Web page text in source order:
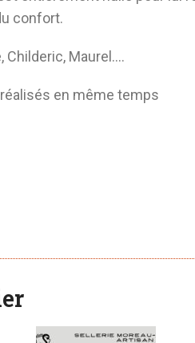
confort.
Childeric, Maurel….
en même temps